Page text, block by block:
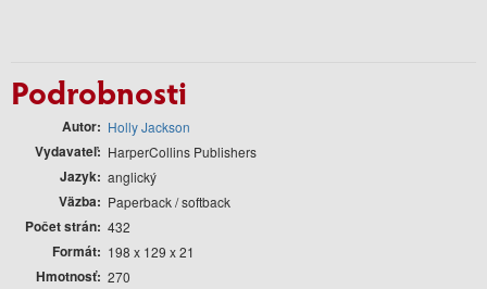
Podrobnosti
Autor Holly Jackson
Vydavateľ HarperCollins Publishers
Jazyk anglický
Väzba Paperback / softback
Počet strán 432
Formát 198 x 129 x 21
Hmotnosť 270